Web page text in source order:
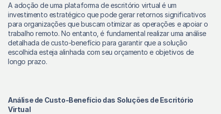
A adoção de uma plataforma de escritório virtual é um
investimento estratégico que pode gerar retornos significativos
para organizações que buscam otimizar as operações e apoiar o
trabalho remoto. No entanto, é fundamental realizar uma análise
detalhada de custo-benefício para garantir que a solução
escolhida esteja alinhada com seu orçamento e objetivos de
longo prazo.
Análise de Custo-Benefício das Soluções de Escritório
Virtual